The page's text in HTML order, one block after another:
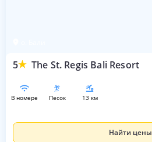
5 The St. Regis Bali Resort
в номере песок 13 км
Найти цены